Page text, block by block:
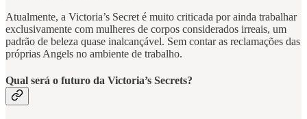
Atualmente, a Victoria’s Secret é muito criticada por ainda trabalhar
exclusivamente com mulheres de corpos considerados irreais, um
padrão de beleza quase inalcançável. Sem contar as reclamações das
próprias Angels no ambiente de trabalho.
Qual será o futuro da Victoria’s Secrets?